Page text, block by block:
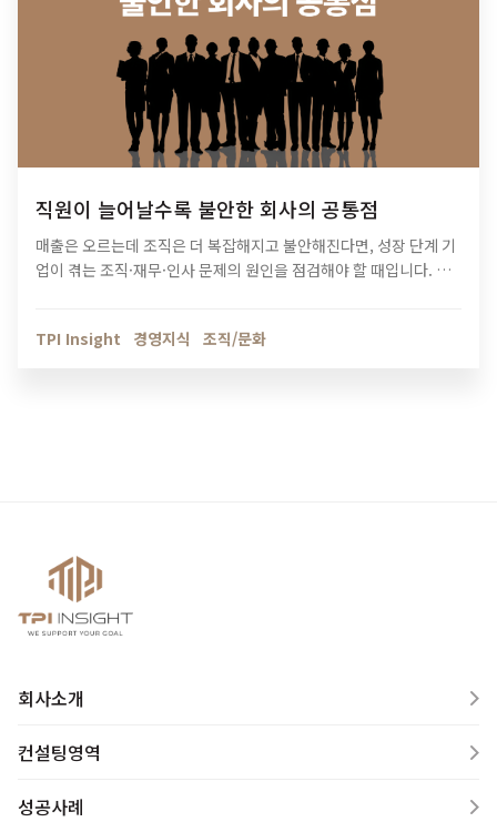
직원이 늘어날수록 불안한 회사의 공통점
매출은 오르는데 조직은 더 복잡해지고 불안해진다면, 성장 단계 기
업이 겪는 조직·재무·인사 문제의 원인을 점검해야 할 때입니다. 티
TPI Insight
경영지식 조직/문화
회사소개
컨설팅영역
성공사례